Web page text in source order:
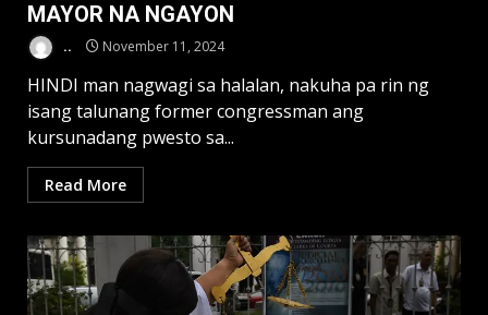
MAYOR NA NGAYON
.. November 11, 2024
HINDI man nagwagi sa halalan, nakuha pa rin ng
isang talunang former congressman ang
kursunadang pwesto sa...
Read More